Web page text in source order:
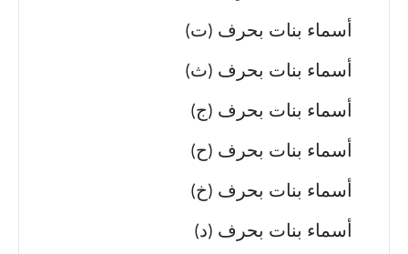
أسماء بنات بحرف (ت)
أسماء بنات بحرف (ث)
أسماء بنات بحرف (ج)
أسماء بنات بحرف (ح)
أسماء بنات بحرف (خ)
أسماء بنات بحرف (د)